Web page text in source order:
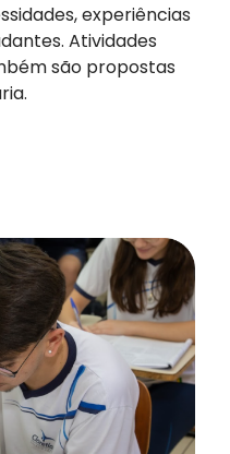
experiências
Atividades
são propostas